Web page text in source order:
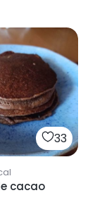
33
cacao